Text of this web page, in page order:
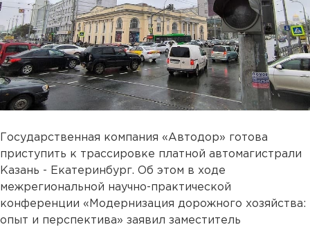
Государственная компания «Автодор» готова
приступить к трассировке платной автомагистрали
Казань - Екатеринбург. Об этом в ходе
межрегиональной научно-практической
конференции «Модернизация дорожного хозяйства:
опыт и перспектива» заявил заместитель